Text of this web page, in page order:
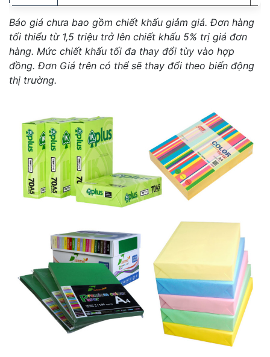
Báo giá chưa bao gồm chiết khấu giảm giá. Đơn hàng
tối thiểu từ 1,5 triệu trở lên chiết khấu 5% trị giá đơn
hàng. Mức chiết khấu tối đa thay đổi tùy vào hợp
đồng. Đơn Giá trên có thể sẽ thay đổi theo biến động
thị trường.